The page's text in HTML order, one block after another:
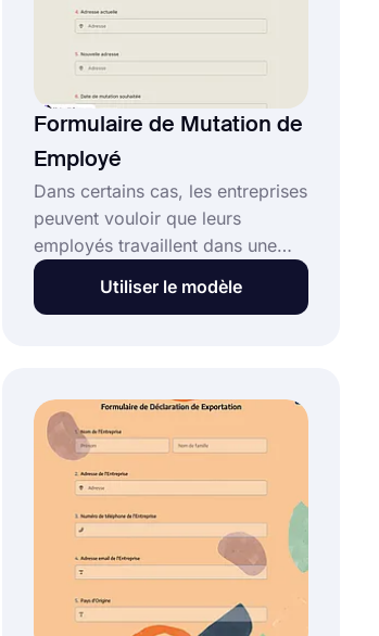
Formulaire de Mutation de
Employé
Dans certains cas, les entreprises
peuvent vouloir que leurs
employés travaillent dans une
autre succursale ou un autre
département. Les formulaires de
formulaire sans écrire une seule
ligne de code, utilisez dès
maintenant le modèle de
formulaire de transfert
d'employé !
Utiliser le modèle